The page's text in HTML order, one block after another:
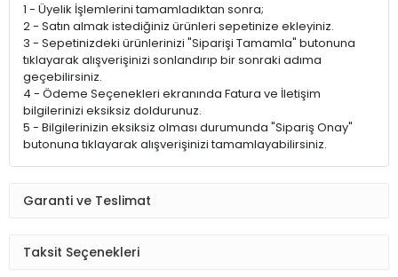
1 - Üyelik İşlemlerini tamamladıktan sonra;
2 - Satın almak istediğiniz ürünleri sepetinize ekleyiniz.
3 - Sepetinizdeki ürünlerinizi "Siparişi Tamamla" butonuna
tıklayarak alışverişinizi sonlandırıp bir sonraki adıma
geçebilirsiniz.
4 - Ödeme Seçenekleri ekranında Fatura ve İletişim
bilgilerinizi eksiksiz doldurunuz.
5 - Bilgilerinizin eksiksiz olması durumunda "Sipariş Onay"
butonuna tıklayarak alışverişinizi tamamlayabilirsiniz.
Garanti ve Teslimat
Taksit Seçenekleri